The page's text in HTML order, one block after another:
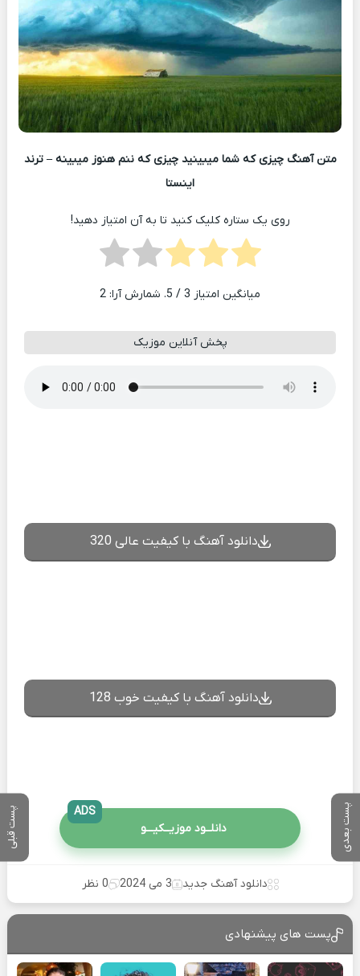
پست بعدی پست قبلی
متن آهنگ چیزی که شما میبینید چیزی که ننم هنوز میبینه – ترند
اینستا
روی یک ستاره کلیک کنید تا به آن امتیاز دهید!
میانگین امتیاز 3 / 5. شمارش آرا: 2
پخش آنلاین موزیک
دانلود آهنگ با کیفیت عالی 320
دانلود آهنگ با کیفیت خوب 128
دانلــود موزیــکیـــو
ADS
دانلود آهنگ جدید 3 می 2024 0 نظر
پست های پیشنهادی